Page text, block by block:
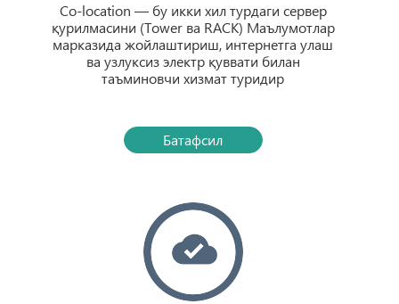
Co-location — бу икки хил турдаги сервер
қурилмасини (Tower ва RACK) Маълумотлар
марказида жойлаштириш, интернетга улаш
ва узлуксиз электр қуввати билан
таъминовчи хизмат туридир
Батафсил